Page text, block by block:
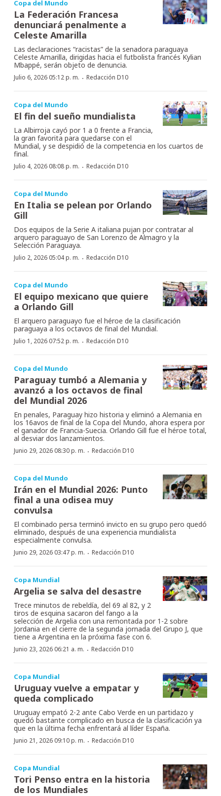
Copa del Mundo
La Federación Francesa
denunciará penalmente a
Celeste Amarilla
Las declaraciones “racistas” de la senadora paraguaya
Celeste Amarilla, dirigidas hacia el futbolista francés Kylian
Mbappé, serán objeto de denuncia.
Julio 6, 2026 05:12 p. m. · Redacción D10
Copa del Mundo
El fin del sueño mundialista
La Albirroja cayó por 1 a 0 frente a Francia,
la gran favorita para quedarse con el
Mundial, y se despidió de la competencia en los cuartos de
final.
Julio 4, 2026 08:08 p. m. · Redacción D10
Copa del Mundo
En Italia se pelean por Orlando
Gill
Dos equipos de la Serie A italiana pujan por contratar al
arquero paraguayo de San Lorenzo de Almagro y la
Selección Paraguaya.
Julio 2, 2026 05:04 p. m. · Redacción D10
Copa del Mundo
El equipo mexicano que quiere
a Orlando Gill
El arquero paraguayo fue el héroe de la clasificación
paraguaya a los octavos de final del Mundial.
Julio 1, 2026 07:52 p. m. · Redacción D10
Copa del Mundo
Paraguay tumbó a Alemania y
avanzó a los octavos de final
del Mundial 2026
En penales, Paraguay hizo historia y eliminó a Alemania en
los 16avos de final de la Copa del Mundo, ahora espera por
el ganador de Francia-Suecia. Orlando Gill fue el héroe total,
al desviar dos lanzamientos.
Junio 29, 2026 08:30 p. m. · Redacción D10
Copa del Mundo
Irán en el Mundial 2026: Punto
final a una odisea muy
convulsa
El combinado persa terminó invicto en su grupo pero quedó
eliminado, después de una experiencia mundialista
especialmente convulsa.
Junio 29, 2026 03:47 p. m. · Redacción D10
Copa Mundial
Argelia se salva del desastre
Trece minutos de rebeldía, del 69 al 82, y 2
tiros de esquina sacaron del fango a la
selección de Argelia con una remontada por 1-2 sobre
Jordania en el cierre de la segunda jornada del Grupo J, que
tiene a Argentina en la próxima fase con 6.
Junio 23, 2026 06:21 a. m. · Redacción D10
Copa Mundial
Uruguay vuelve a empatar y
queda complicado
Uruguay empató 2-2 ante Cabo Verde en un partidazo y
quedó bastante complicado en busca de la clasificación ya
que en la última fecha enfrentará al líder España.
Junio 21, 2026 09:10 p. m. · Redacción D10
Copa Mundial
Tori Penso entra en la historia
de los Mundiales